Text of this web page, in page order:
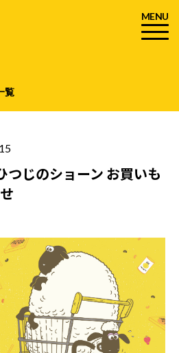
MENU
覧
つじのショーン お買いも